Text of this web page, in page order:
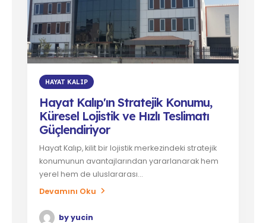
HAYAT KALIP
Hayat Kalıp'ın Stratejik Konumu,
Küresel Lojistik ve Hızlı Teslimatı
Güçlendiriyor
Hayat Kalıp, kilit bir lojistik merkezindeki stratejik
konumunun avantajlarından yararlanarak hem
yerel hem de uluslararası...
Devamını Oku
by yucin